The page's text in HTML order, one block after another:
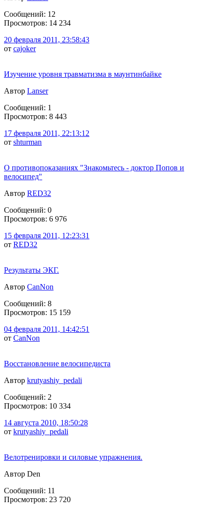
Сообщений: 12
Просмотров: 14 234
20 февраля 2011, 23:58:43
от cajoker
Изучение уровня травматизма в маунтинбайке
Автор Lanser
Сообщений: 1
Просмотров: 8 443
17 февраля 2011, 22:13:12
от shturman
О противопоказаниях "Знакомьтесь - доктор Попов и
велосипед"
Автор RED32
Сообщений: 0
Просмотров: 6 976
15 февраля 2011, 12:23:31
от RED32
Результаты ЭКГ.
Автор CanNon
Сообщений: 8
Просмотров: 15 159
04 февраля 2011, 14:42:51
от CanNon
Восстановление велосипедиста
Автор krutyashiy_pedali
Сообщений: 2
Просмотров: 10 334
14 августа 2010, 18:50:28
от krutyashiy_pedali
Велотренировки и силовые упражнения.
Автор Den
Сообщений: 11
Просмотров: 23 720